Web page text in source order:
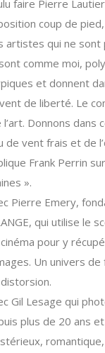
faire Pierre
coup de
artistes qui ne sont
comme moi,
et donnent
de liberté. Le
l’art. Donnons
de vent frais et de
Frank Perrin
».
Pierre Emery,
qui utilise le
pour y
Un univers
Gil Lesage qui
plus de 20 ans